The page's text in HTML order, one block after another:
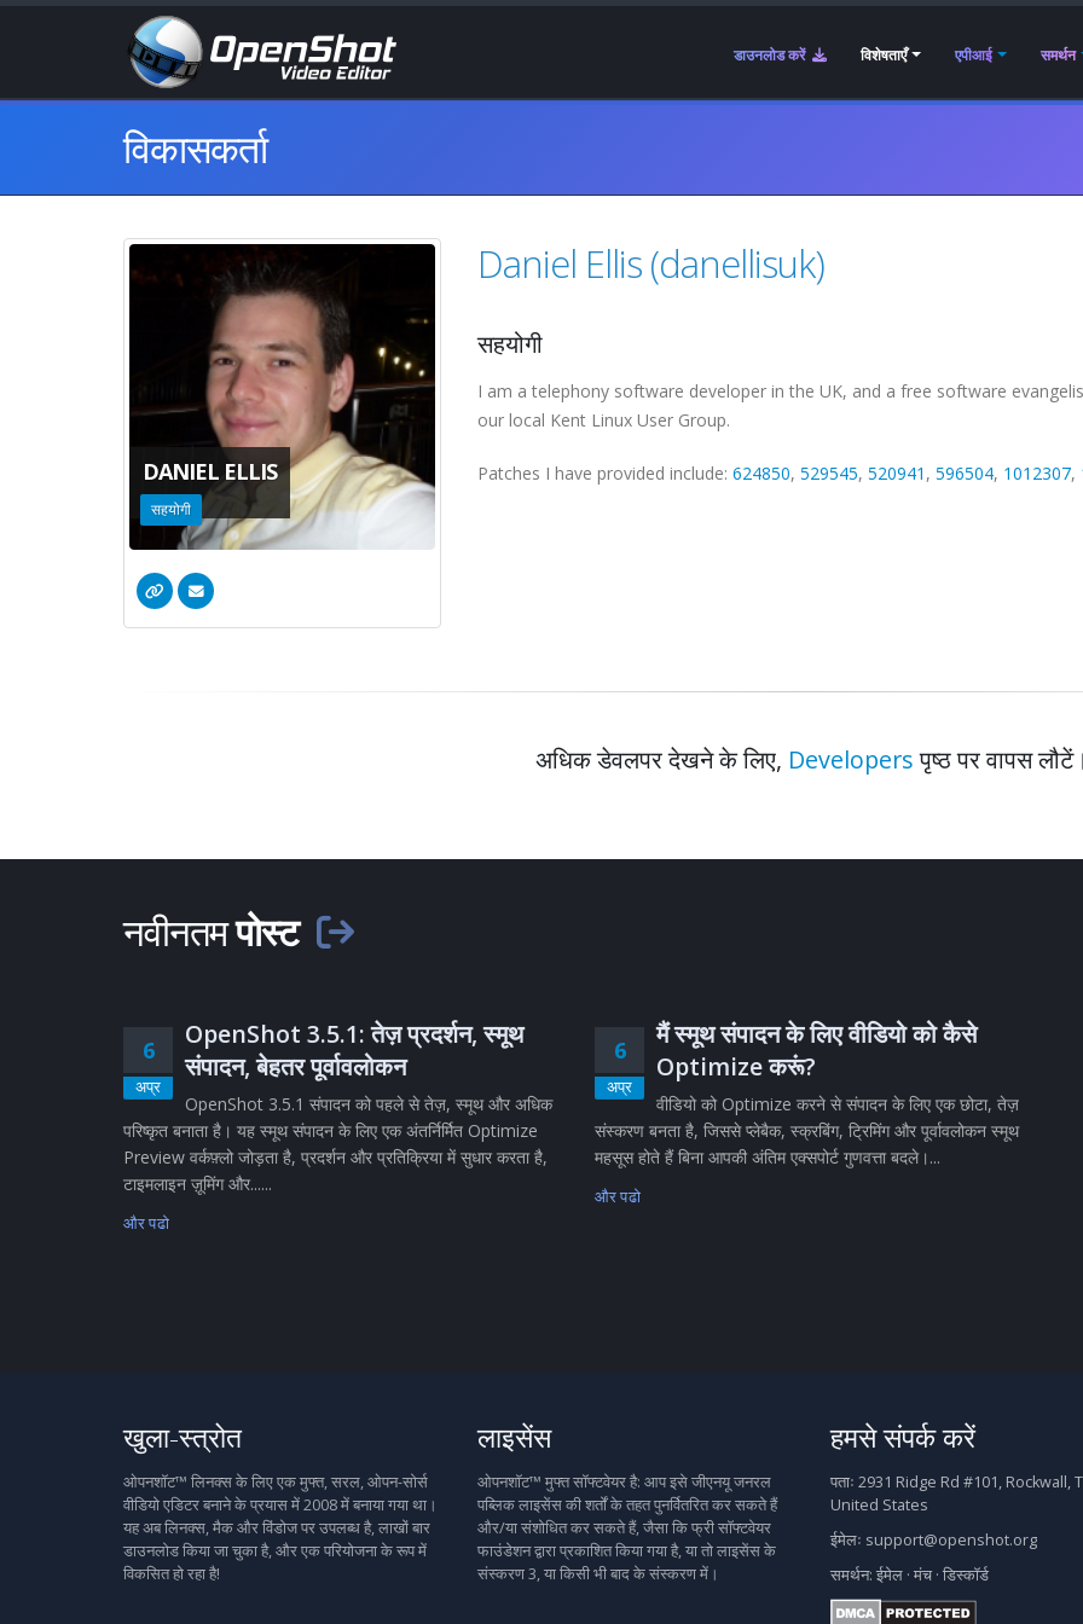
डाउनलोड करें विशेषताएँ एपीआई समर्थन
विकासकर्ता
DANIEL ELLIS
सहयोगी
Daniel Ellis (danellisuk)
सहयोगी
I am a telephony software developer in the UK, and a free software
our local Kent Linux User Group.
Patches I have provided include: 624850, 529545, 520941 , 596504, 1012307,
अधिक डेवलपर देखने के लिए, Developersपृष्ठ पर वापस
नवीनतमपोस्ट
6
अप्र
OpenShot 3.5.1: तेज़ प्रदर्शन, स्मूथ
संपादन, बेहतर पूर्वावलोकन
OpenShot 3.5.1 संपादन को पहले से तेज़, स्मूथ और अधिक
परिष्कृत बनाता है। यह स्मूथ संपादन के लिए एक अंतर्निर्मित Optimize
Preview वर्कफ़्लो जोड़ता है, प्रदर्शन और प्रतिक्रिया में सुधार करता है,
टाइमलाइन ज़ूमिंग और......
और पढो
6
अप्र
मैं स्मूथ संपादन के लिए वीडियो को कैसे
Optimize करूं?
वीडियो को Optimize करने से संपादन के लिए एक छोटा, तेज़
संस्करण बनता है, जिससे प्लेबैक, स्क्रबिंग, ट्रिमिंग और पूर्वावलोकन स्मूथ
महसूस होते हैं बिना आपकी अंतिम एक्सपोर्ट गुणवत्ता बदले।...
और पढो
खुला-स्त्रोत
ओपनशॉट™ लिनक्स के लिए एक मुफ्त, सरल, ओपन-सोर्स
वीडियो एडिटर बनाने के प्रयास में 2008 में बनाया गया था।
यह अब लिनक्स, मैक और विंडोज पर उपलब्ध है, लाखों बार
डाउनलोड किया जा चुका है, और एक परियोजना के रूप में
विकसित हो रहा है!
लाइसेंस
ओपनशॉट™ मुफ्त सॉफ्टवेयर है: आप इसे जीएनयू जनरल
पब्लिक लाइसेंस की शर्तों के तहत पुनर्वितरित कर सकते हैं
और/या संशोधित कर सकते हैं, जैसा कि फ्री सॉफ्टवेयर
फाउंडेशन द्वारा प्रकाशित किया गया है, या तो लाइसेंस के
संस्करण 3, या किसी भी बाद के संस्करण में।
हमसे संपर्क करें
पताः 2931 Ridge Rd #101, Rockwall,
United States
ईमेलः support@openshot.org
समर्थन: ईमेल · मंच· डिस्कॉर्ड